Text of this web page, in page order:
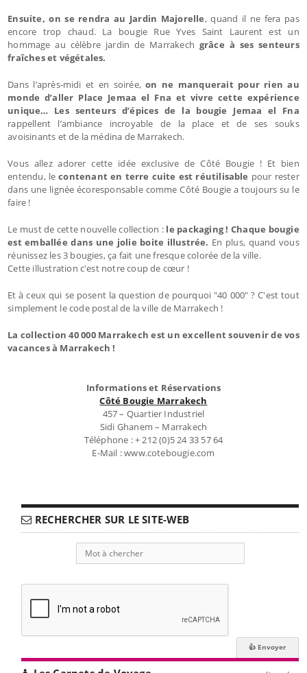
Ensuite, on se rendra au Jardin Majorelle, quand il ne fera pas
encore trop chaud. La bougie Rue Yves Saint Laurent est un
hommage au célèbre jardin de Marrakech grâce à ses senteurs
fraîches et végétales.
Dans l’après-midi et en soirée,on ne manquerait pour rien au
monde d’aller Place Jemaa el Fna et vivre cette expérience
unique… Les senteurs d’épices de la bougie Jemaa el Fna
rappellent l’ambiance incroyable de la place et de ses souks
avoisinants et de la médina de Marrakech.
Vous allez adorer cette idée exclusive de Côté Bougie ! Et bien
entendu, lecontenant en terre cuite est réutilisable pour rester
dans une lignée écoresponsable comme Côté Bougie a toujours su le
faire !
Le must de cette nouvelle collection : le packaging ! Chaque bougie
est emballée dans une jolie boite illustrée. En plus, quand vous
réunissez les 3 bougies, ça fait une fresque colorée de la ville.
Cette illustration c'est notre coup de cœur !
Et à ceux qui se posent la question de pourquoi "40 000" ? C'est tout
simplement le code postal de la ville de Marrakech !
La collection 40 000 Marrakech est un excellent souvenir de vos
vacances à Marrakech !
Informations et Réservations
Côté Bougie Marrakech
457 – Quartier Industriel
Sidi Ghanem – Marrakech
Téléphone : + 212 (0)5 24 33 57 64
E-Mail : www.cotebougie.com
RECHERCHER SUR LE SITE-WEB